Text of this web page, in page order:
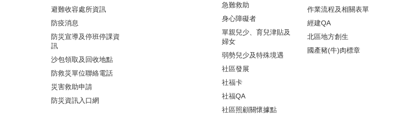
避難收容處所資訊
防疫消息
防災宣導及停班停課資
訊
沙包領取及回收地點
防救災單位聯絡電話
災害救助申請
防災資訊入口網
急難救助
身心障礙者
單親兒少、育兒津貼及
婦女
弱勢兒少及特殊境遇
社區發展
社福卡
社福QA
社區照顧關懷據點
作業流程及相關表單
經建QA
北區地方創生
國產豬(牛)肉標章